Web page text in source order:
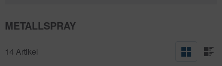
METALLSPRAY
14 Artikel